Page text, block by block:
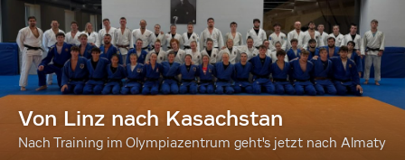
Von Linz nach Kasachstan
Nach Training im Olympiazentrum geht's jetzt nach Almaty